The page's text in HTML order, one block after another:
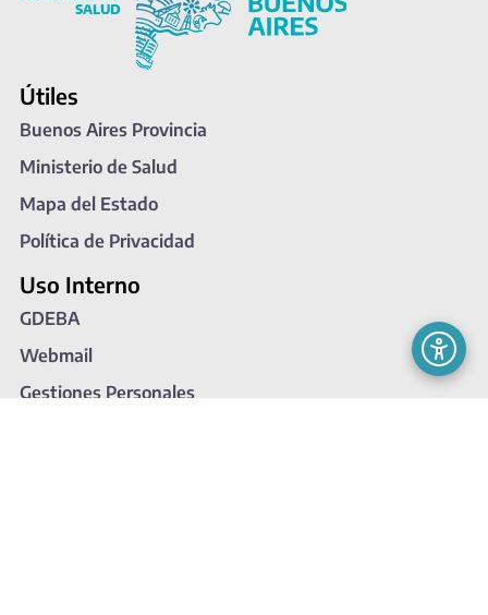
Útiles
Buenos Aires Provincia
Ministerio de Salud
Mapa del Estado
Política de Privacidad
Uso Interno
GDEBA
Webmail
Gestiones Personales